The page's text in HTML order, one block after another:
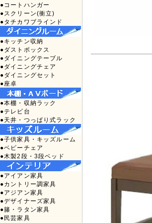
●コートハンガー
●スクリーン(衝立)
●タチカワブラインド
●キッチン収納
●ダストボックス
●ダイニングテーブル
●ダイニングチェア
●ダイニングセット
●座卓
●本棚・収納ラック
●テレビ台
●天井・つっぱり式ラック
●子供家具・キッズルーム
●ベビーチェア
●木製2段・3段ベッド
●アイアン家具
●カントリー調家具
●アジアン家具
●デザイナーズ家具
●籐・ラタン家具
●民芸家具